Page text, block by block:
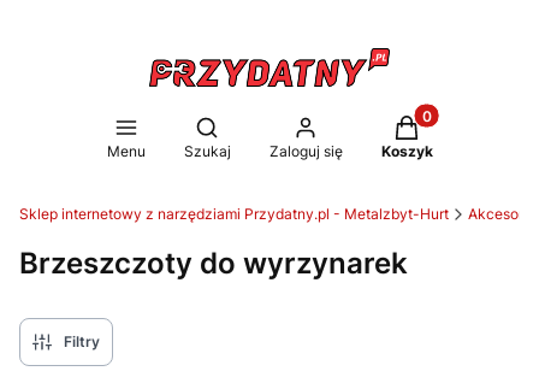
Menu
Otwórz wyszukiwarkę
Szukaj Zaloguj się
Produkty w
Koszyk
Sklep internetowy z narzędziami Przydatny.pl - Metalzbyt-Hurt
Brzeszczoty do wyrzynarek
Filtry